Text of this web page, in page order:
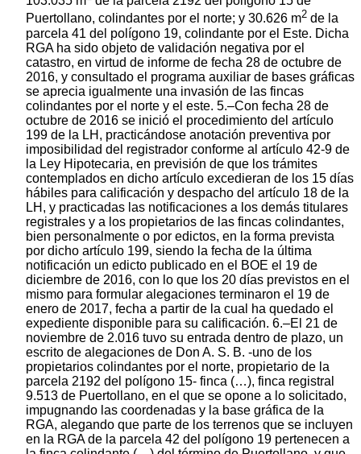
Puertollano, colindantes por el norte; y 30.626 m2 de la
parcela 41 del polígono 19, colindante por el Este. Dicha
RGA ha sido objeto de validación negativa por el
catastro, en virtud de informe de fecha 28 de octubre de
2016, y consultado el programa auxiliar de bases gráficas
se aprecia igualmente una invasión de las fincas
colindantes por el norte y el este. 5.–Con fecha 28 de
octubre de 2016 se inició el procedimiento del artículo
199 de la LH, practicándose anotación preventiva por
imposibilidad del registrador conforme al artículo 42-9 de
la Ley Hipotecaria, en previsión de que los trámites
contemplados en dicho artículo excedieran de los 15 días
hábiles para calificación y despacho del artículo 18 de la
LH, y practicadas las notificaciones a los demás titulares
registrales y a los propietarios de las fincas colindantes,
bien personalmente o por edictos, en la forma prevista
por dicho artículo 199, siendo la fecha de la última
notificación un edicto publicado en el BOE el 19 de
diciembre de 2016, con lo que los 20 días previstos en el
mismo para formular alegaciones terminaron el 19 de
enero de 2017, fecha a partir de la cual ha quedado el
expediente disponible para su calificación. 6.–El 21 de
noviembre de 2.016 tuvo su entrada dentro de plazo, un
escrito de alegaciones de Don A. S. B. -uno de los
propietarios colindantes por el norte, propietario de la
parcela 2192 del polígono 15- finca (…), finca registral
9.513 de Puertollano, en el que se opone a lo solicitado,
impugnando las coordenadas y la base gráfica de la
RGA, alegando que parte de los terrenos que se incluyen
en la RGA de la parcela 42 del polígono 19 pertenecen a